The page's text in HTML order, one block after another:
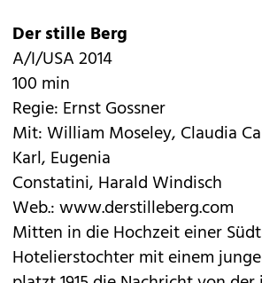
Der stille Berg
A/I/USA 2014
100 min
Regie: Ernst Gossner
Mit: William Moseley, Claudia
Karl, Eugenia
Constatini, Harald Windisch
Web.:www.derstilleberg.com
Mitten in die Hochzeit einer
Hotelierstochter mit einem